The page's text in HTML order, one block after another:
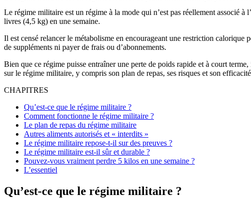
Le régime militaire est un régime à la mode qui n’est pas réellement associé
livres (4,5 kg) en une semaine.
Il est censé relancer le métabolisme en encourageant une restriction
de suppléments ni payer de frais ou d’abonnements.
Bien que ce régime puisse entraîner une perte de poids rapide et à court
sur le régime militaire, y compris son plan de repas, ses risques et son
CHAPITRES
Qu’est-ce que le régime militaire ?
Comment fonctionne le régime militaire ?
Le plan de repas du régime militaire
Autres aliments autorisés et « interdits »
Le régime militaire repose-t-il sur des preuves ?
Le régime militaire est-il sûr et durable ?
Pouvez-vous vraiment perdre 5 kilos en une semaine ?
L’essentiel
Qu’est-ce que le régime militaire ?